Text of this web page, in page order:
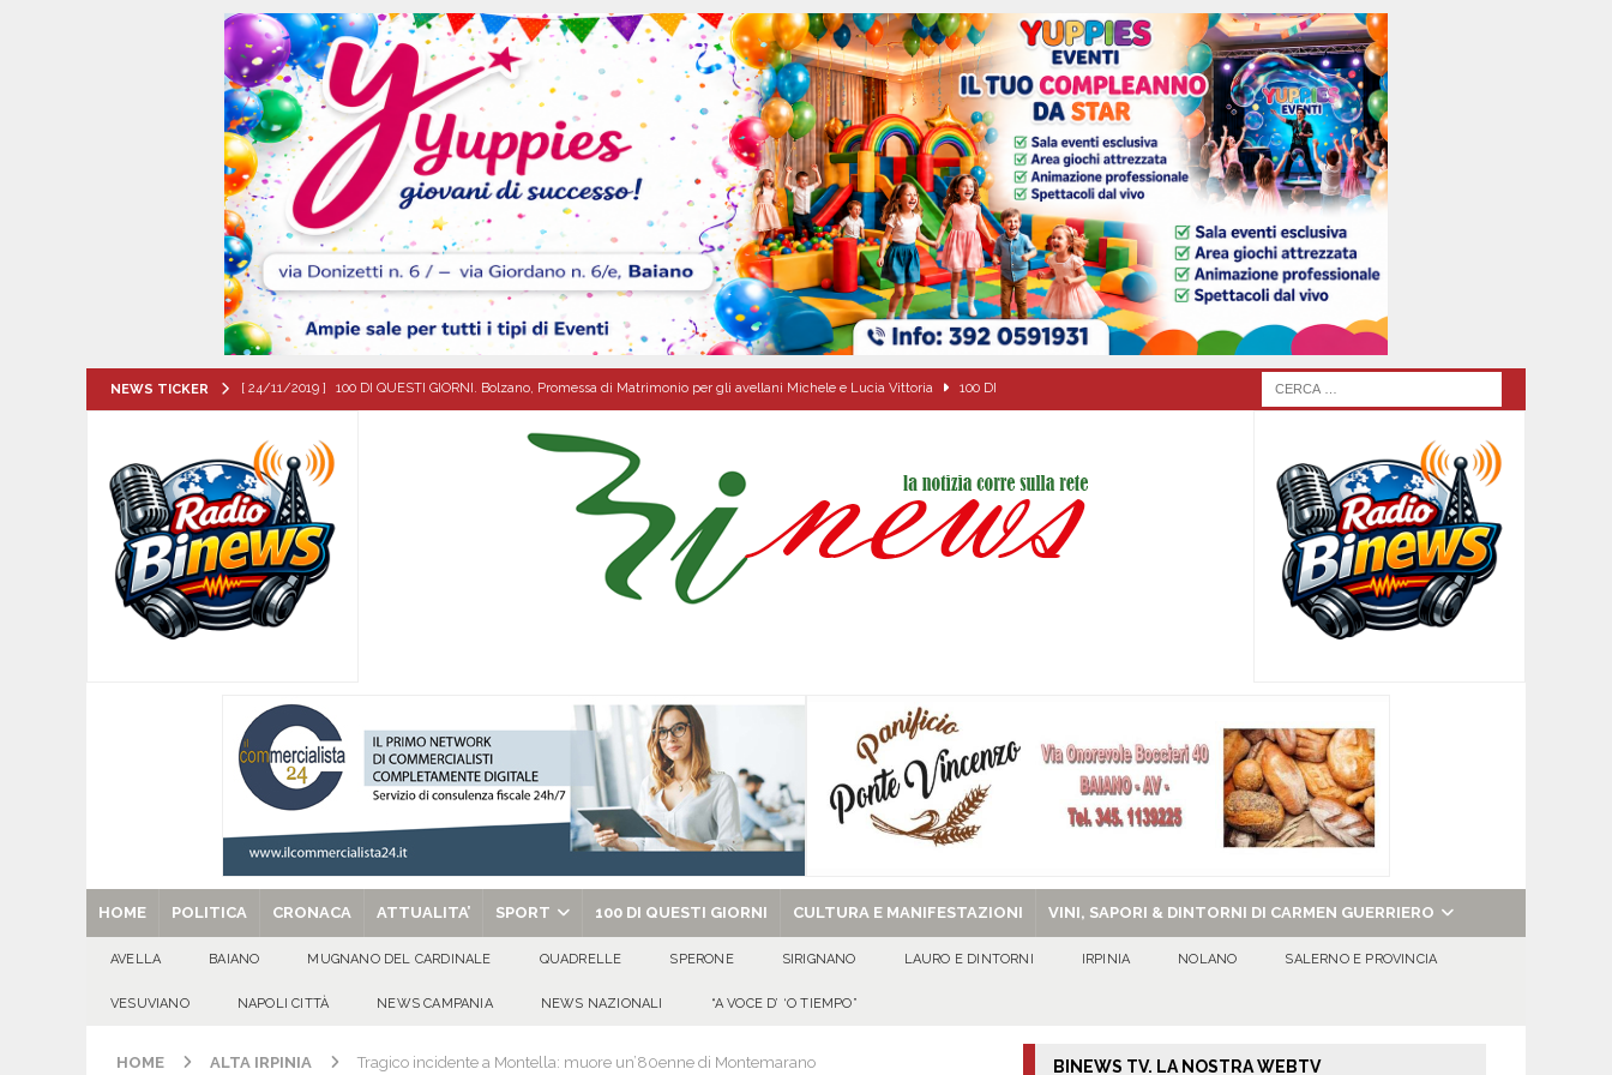
NEWS TICKER [ 24/11/2019 ] 100 DI QUESTI GIORNI. Bolzano, Promessa di Matrimonio per gli avellani Michele e Lucia Vittoria 100 DI
[ 06/08/2026 ] Lutto ad Avella: è scomparso il dott. Domenico Amato, aveva 85 anni
[ 06/08/2026 ] Brusciano dà il benvenuto all’Agosto Antoniano Bruscianese: al via il conto alla rovescia per la 151ª Festa dei
Gigli CULTURA E MANIFESTAZIONI
[ 06/08/2026 ] VALLESACCARDA, torna CumVivere: la tavola come simbolo di condivisione, armonia e bellezza.
E MANIFESTAZIONI
IRPINIA
[ 06/08/2026 ] Torna l’Aquilonia Jazz Fest: al via la seconda edizione della rassegna diretta da Antonio Onorato EVIDENZA
[ 29/08/2025 ] SANT’Oggi. Venerdì 29 agosto la chiesa celebra il Martirio di san Giovanni Battista e santa Sabina EVIDENZA
HOME POLITICA CRONACA ATTUALITA’ SPORT 100 DI QUESTI GIORNI CULTURA E MANIFESTAZIONI VINI, SAPORI & DINTORNI DI CARMEN GUERRIERO
AVELLA BAIANO MUGNANO DEL CARDINALE QUADRELLE SPERONE SIRIGNANO LAURO E DINTORNI IRPINIA NOLANO SALERNO E PROVINCIA
VESUVIANO NAPOLI CITTÀ NEWS CAMPANIA NEWS NAZIONALI “A VOCE D’ ‘O TIEMPO”
HOME ALTA IRPINIA Tragico incidente a Montella: muore un’80enne di Montemarano BINEWS TV. LA NOSTRA WEBTV